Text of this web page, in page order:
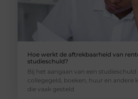
Hoe werkt de aftrekbaarheid van
studieschuld?
Bij het aangaan van een
collegegeld, boeken, huur en andere
die vaak gesteld